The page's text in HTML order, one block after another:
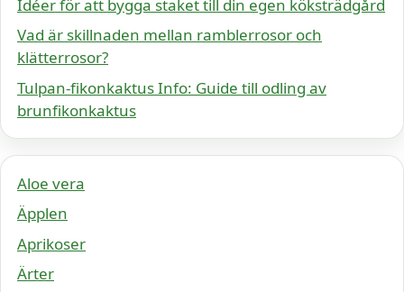
Idéer för att bygga staket till din egen köksträdgård
Vad är skillnaden mellan ramblerrosor och
klätterrosor?
Tulpan-fikonkaktus Info: Guide till odling av
brunfikonkaktus
Aloe vera
Äpplen
Aprikoser
Ärter